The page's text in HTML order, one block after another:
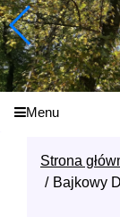
Menu
Strona
Bajkowy